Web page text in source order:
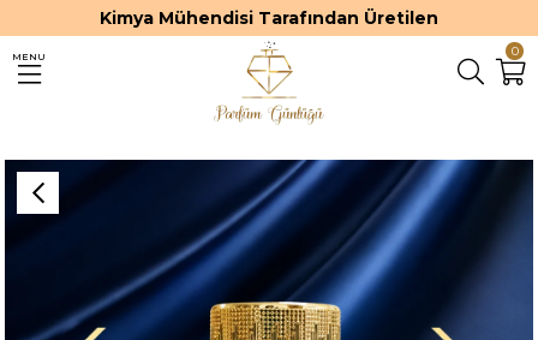
Kimya Mühendisi Tarafından Üretilen
0
MENU